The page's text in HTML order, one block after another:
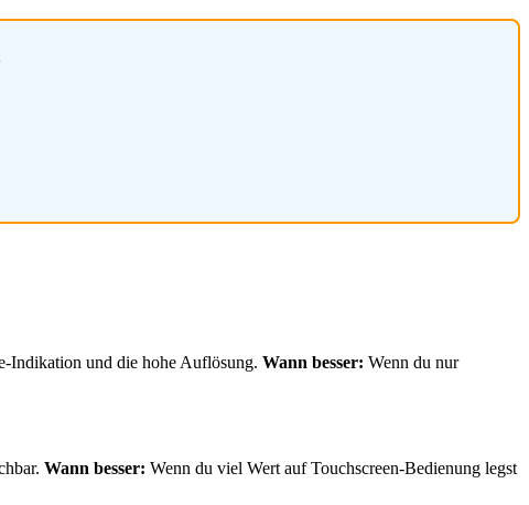
Indikation und die hohe Auflösung. Wann besser: Wenn du nur
Wann besser: Wenn du viel Wert auf Touchscreen-Bedienung legst